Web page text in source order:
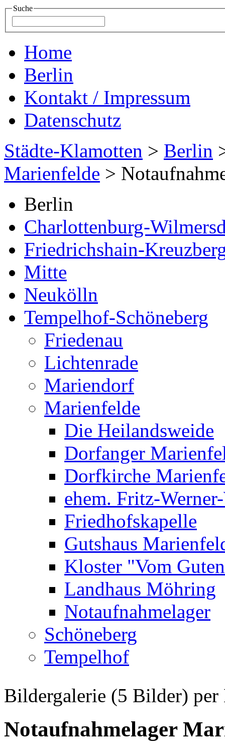
Suche
Home
Berlin
Kontakt / Impressum
Datenschutz
Städte-Klamotten > Berlin
Marienfelde >
Berlin
Charlottenburg-
Friedrichshain-
Mitte
Neukölln
Tempelhof-Schöneberg
Friedenau
Lichtenrade
Mariendorf
Marienfelde
Die Heilandsweide
Dorfanger
Dorfkirche
ehem. Fritz-
Friedhofskapelle
Gutshaus
Kloster "Vom
Landhaus Möhring
Notaufnahmelager
Schöneberg
Tempelhof
Bildergalerie (5 Bilder)
Notaufnahmelager